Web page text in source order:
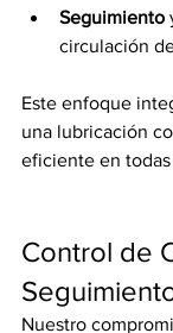
Seguimiento
circulación
Este enfoque
una lubricación
eficiente en todas
Control de
Nuestro